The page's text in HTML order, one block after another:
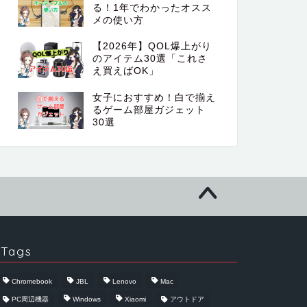
る！1年でわかったオスス
メの使い方
【2026年】QOL爆上がり
のアイテム30選「これさ
え買えばOK」
女子におすすめ！白で揃え
るゲーム部屋ガジェット
30選
Tags
Chromebook JBL Lenovo Mac
PC周辺機器 Windows Xiaomi アウトドア